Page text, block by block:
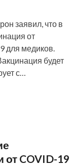
заявил, что в
от
для медиков.
будет
с…
COVID-19